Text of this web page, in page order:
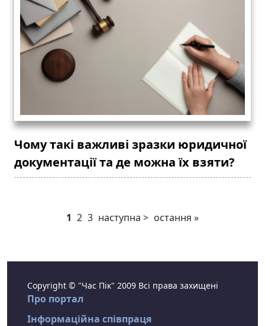
Чому такі важливі зразки юридичної
документації та де можна їх взяти?
1 2 3 наступна > остання »
Copyright © "Час Пік" 2009 Всі права захищені
Про портал
Інформаційна співпраця